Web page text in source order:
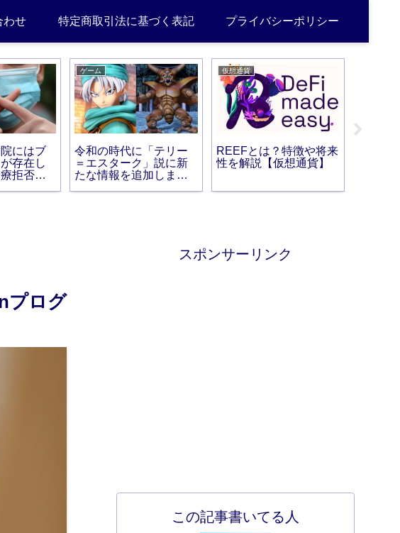
わせ 特定商取引法に基づく表記 プライバシーポリシー
院にはブ
存在し
拒否さ
ゲーム
令和の時代に「テリー
＝エスターク」説に新
たな情報を追加します
仮想通貨
REEFとは？特徴や将来
性を解説【仮想通貨】
プログ
スポンサーリンク
この記事書いてる人